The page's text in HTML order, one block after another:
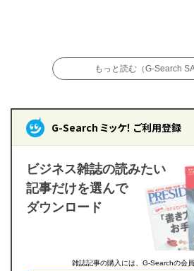
もっと読む（G-Search
G-Search ミッケ！ ご利用登録
ビジネス雑誌の読みたい
記事だけを選んで
ダウンロード
雑誌記事の購入には、G-Searchの会